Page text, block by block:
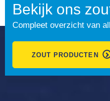
Bekijk ons
Compleet overzicht van
ZOUT PRODUCTEN